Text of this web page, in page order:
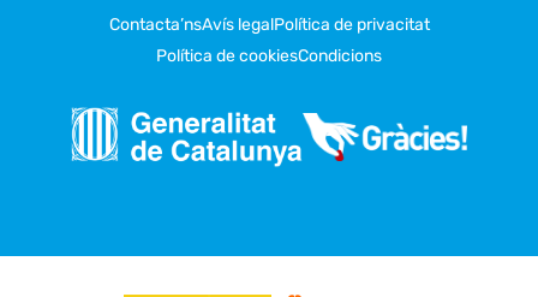
Contacta’nsAvís legalPolítica de privacitat
Política de cookiesCondicions